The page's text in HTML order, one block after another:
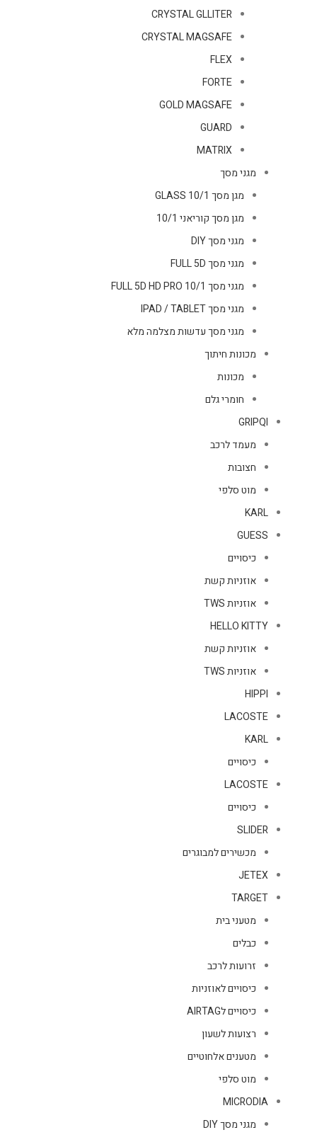
CRYSTAL GLLITER
CRYSTAL MAGSAFE
FLEX
FORTE
GOLD MAGSAFE
GUARD
MATRIX
מגני מסך
מגן מסך GLASS 10/1
מגן מסך קוריאני 10/1
מגני מסך DIY
מגני מסך FULL 5D
מגני מסך FULL 5D HD PRO 10/1
מגני מסך IPAD / TABLET
מגני מסך עדשות מצלמה מלא
מכונות חיתוך
מכונות
חומרי גלם
GRIPQI
מעמד לרכב
חצובות
מוט סלפי
KARL
GUESS
כיסויים
אוזניות קשת
אוזניות TWS
HELLO KITTY
אוזניות קשת
אוזניות TWS
HIPPI
LACOSTE
KARL
כיסויים
LACOSTE
כיסויים
SLIDER
מכשירים למבוגרים
JETEX
TARGET
מטעני בית
כבלים
זרועות לרכב
כיסויים לאוזניות
כיסויים לAIRTAG
רצועות לשעון
מטענים אלחוטיים
מוט סלפי
MICRODIA
מגני מסך DIY